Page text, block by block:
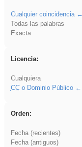
Cualquier coincidencia
Todas las palabras
Exacta
Licencia:
Cualquiera
CCo Dominio Público
Orden:
Fecha (recientes)
Fecha (antiguos)